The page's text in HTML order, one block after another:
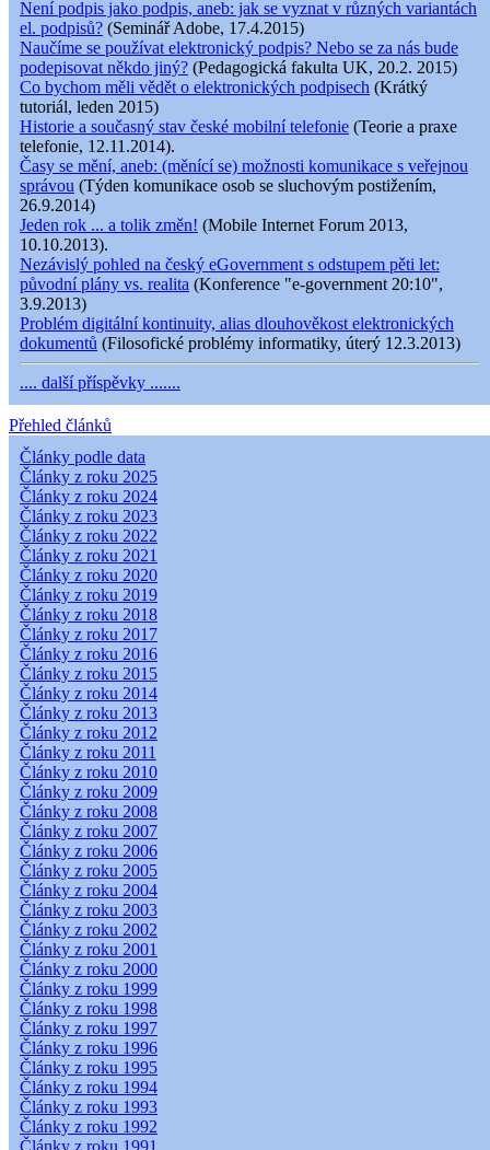
Není podpis jako podpis, aneb: jak se vyznat v různých variantách
el. podpisů? (Seminář Adobe, 17.4.2015)
Naučíme se používat elektronický podpis? Nebo se za nás bude
podepisovat někdo jiný? (Pedagogická fakulta UK, 20.2. 2015)
Co bychom měli vědět o elektronických podpisech (Krátký
tutoriál, leden 2015)
Historie a současný stav české mobilní telefonie (Teorie a praxe
telefonie, 12.11.2014).
Časy se mění, aneb: (měnící se) možnosti komunikace s veřejnou
správou (Týden komunikace osob se sluchovým postižením,
26.9.2014)
Jeden rok ... a tolik změn! (Mobile Internet Forum 2013,
10.10.2013).
Nezávislý pohled na český eGovernment s odstupem pěti let:
původní plány vs. realita (Konference "e-government 20:10",
3.9.2013)
Problém digitální kontinuity, alias dlouhověkost elektronických
dokumentů (Filosofické problémy informatiky, úterý 12.3.2013)
.... další příspěvky .......
Přehled článků
Články podle data
Články z roku 2025
Články z roku 2024
Články z roku 2023
Články z roku 2022
Články z roku 2021
Články z roku 2020
Články z roku 2019
Články z roku 2018
Články z roku 2017
Články z roku 2016
Články z roku 2015
Články z roku 2014
Články z roku 2013
Články z roku 2012
Články z roku 2011
Články z roku 2010
Články z roku 2009
Články z roku 2008
Články z roku 2007
Články z roku 2006
Články z roku 2005
Články z roku 2004
Články z roku 2003
Články z roku 2002
Články z roku 2001
Články z roku 2000
Články z roku 1999
Články z roku 1998
Články z roku 1997
Články z roku 1996
Články z roku 1995
Články z roku 1994
Články z roku 1993
Články z roku 1992
Články z roku 1991